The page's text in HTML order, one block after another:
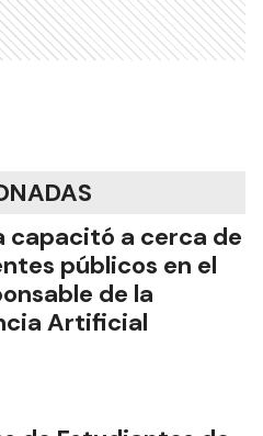
capacitó a cerca de
públicos en el
de la
Artificial